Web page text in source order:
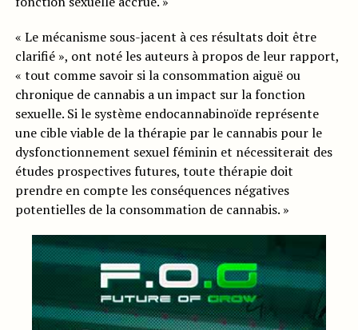
« Le mécanisme sous-jacent à ces résultats doit être
clarifié », ont noté les auteurs à propos de leur rapport,
« tout comme savoir si la consommation aiguë ou
chronique de cannabis a un impact sur la fonction
sexuelle. Si le système endocannabinoïde représente
une cible viable de la thérapie par le cannabis pour le
dysfonctionnement sexuel féminin et nécessiterait des
études prospectives futures, toute thérapie doit
prendre en compte les conséquences négatives
potentielles de la consommation de cannabis. »